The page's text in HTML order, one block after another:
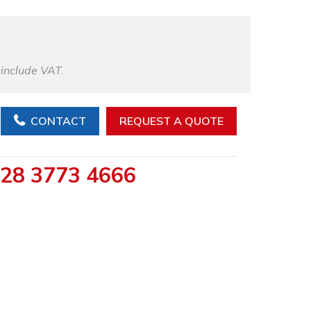
VAT.
CONTACT REQUEST A QUOTE
3773 4666